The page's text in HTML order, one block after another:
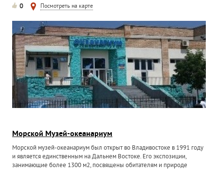
0 Посмотреть на карте
Морской Музей-океанариум
Морской музей-океанариум был открыт во Владивостоке в 1991 году
и является единственным на Дальнем Востоке. Его экспозиции,
занимающие более 1300 м2, посвящены обитателям и природе